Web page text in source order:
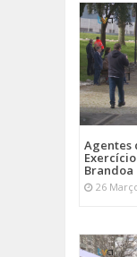
Agentes
Brandoa
26